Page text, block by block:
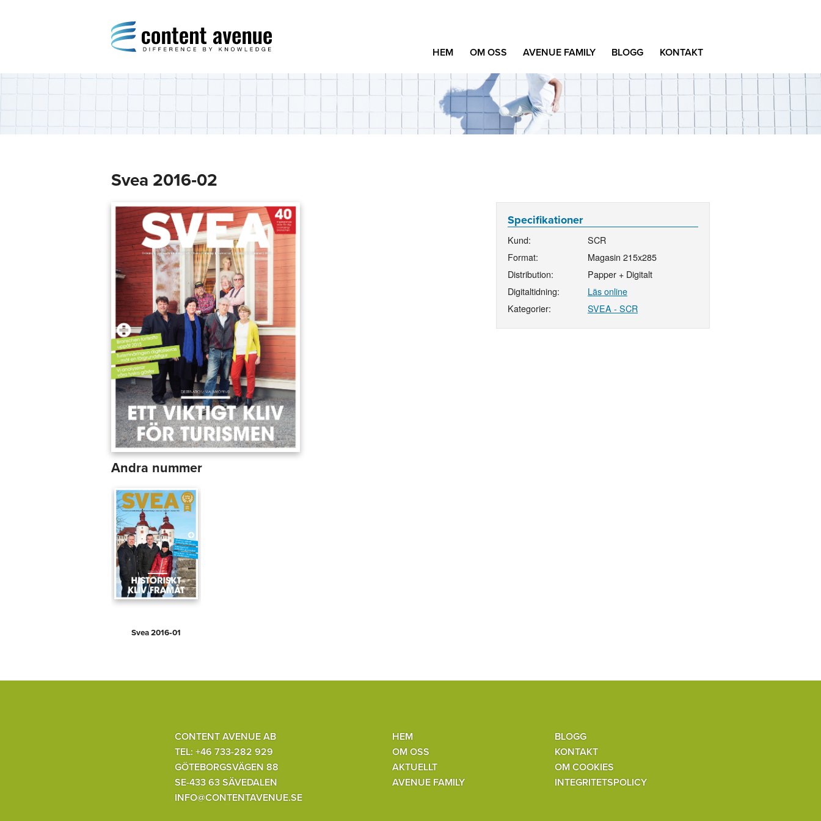
Difference by Knowledge
HEM OM OSS AVENUE FAMILY BLOGG KONTAKT
Svea 2016‑02
Specifikationer
Kund:
SCR
Format:
Magasin 215x285
Distribution:
Papper + Digitalt
Digitaltidning:
Läs online
Kategorier:
SVEA - SCR
Andra nummer
Svea 2016‑01
CONTENT AVENUE AB
TEL: +46 733-282 929
GÖTEBORGSVÄGEN 88
SE-433 63 SÄVEDALEN
INFO@CONTENTAVENUE.SE
HEM
OM OSS
AKTUELLT
AVENUE FAMILY
BLOGG
KONTAKT
OM COOKIES
INTEGRITETSPOLICY